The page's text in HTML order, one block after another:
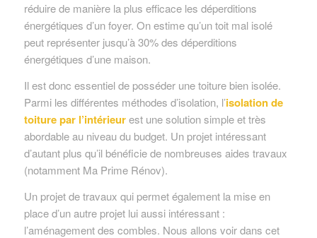
réduire de manière la plus efficace les déperditions
énergétiques d’un foyer. On estime qu’un toit mal isolé
peut représenter jusqu’à 30% des déperditions
énergétiques d’une maison.
Il est donc essentiel de posséder une toiture bien isolée.
Parmi les différentes méthodes d’isolation, l’isolation de
toiture par l’intérieurest une solution simple et très
abordable au niveau du budget. Un projet intéressant
d’autant plus qu’il bénéficie de nombreuses aides travaux
(notamment Ma Prime Rénov).
Un projet de travaux qui permet également la mise en
place d’un autre projet lui aussi intéressant :
l’aménagement des combles. Nous allons voir dans cet